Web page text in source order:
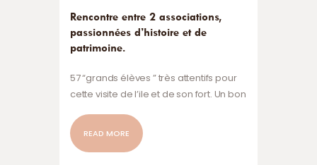
Rencontre entre 2 associations,
passionnées d’histoire et de
patrimoine.
57 “grands élèves ” très attentifs pour
cette visite de l’ile et de son fort. Un bon
READ MORE